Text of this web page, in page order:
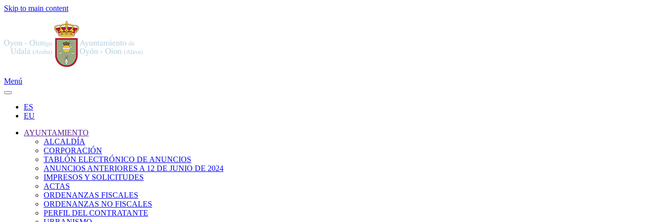
Skip to main content
Menú
ES
EU
AYUNTAMIENTO
ALCALDÍA
CORPORACIÓN
TABLÓN ELECTRÓNICO DE ANUNCIOS
ANUNCIOS ANTERIORES A 12 DE JUNIO DE 2024
IMPRESOS Y SOLICITUDES
ACTAS
ORDENANZAS FISCALES
ORDENANZAS NO FISCALES
PERFIL DEL CONTRATANTE